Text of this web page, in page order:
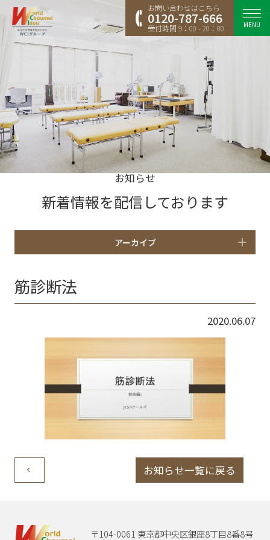
お問い合わせはこちら
0120-787-666
受付時間 9：00 - 20：00 MENU
お知らせ
新着情報を配信しております
アーカイブ
筋診断法
2020.06.07
お知らせ一覧に戻る
〒104-0061 東京都中央区銀座8丁目8番8号